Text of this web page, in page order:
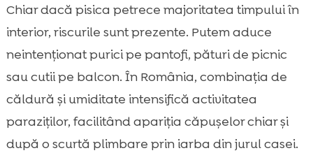
plan complet de prevenție
Cum alegem tratamentul antiparazitar
potrivit (pipete, zgărzi, spray, tablete)

Cât de des aplicăm deparazitarea externă
și internă vara
 Siguranță și efecte adverse: ce urmărim
după aplicare
Chiar dacă pisica petrece majoritatea timpului în
interior, riscurile sunt prezente. Putem aduce
neintenționat purici pe pantofi, pături de picnic
sau cutii pe balcon. În România, combinația de
căldură și umiditate intensifică activitatea
paraziților, facilitând apariția căpușelor chiar și
după o scurtă plimbare prin iarba din jurul casei.